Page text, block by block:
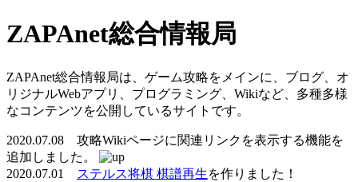
ZAPAnet総合情報局
ZAPAnet総合情報局は、ゲーム攻略をメインに、ブログ、オ
リジナルWebアプリ、プログラミング、Wikiなど、多種多様
なコンテンツを公開しているサイトです。
2020.07.08 攻略Wikiページに関連リンクを表示する機能を
追加しました。
2020.07.01
ステルス将棋 棋譜再生を作りました！